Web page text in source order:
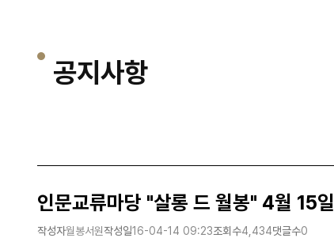
공지사항
인문교류마당 "살롱 드 월봉" 4월 15일
작성자월봉서원작성일16-04-14 09:23조회수4,434댓글수0